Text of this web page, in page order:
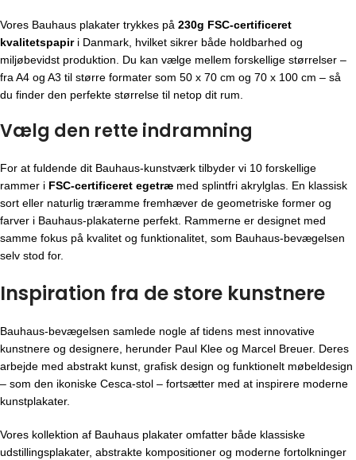
Vores Bauhaus plakater trykkes på 230g FSC-certificeret
kvalitetspapiri Danmark, hvilket sikrer både holdbarhed og
miljøbevidst produktion. Du kan vælge mellem forskellige størrelser –
fra A4 og A3 til større formater som 50 x 70 cm og 70 x 100 cm – så
du finder den perfekte størrelse til netop dit rum.
Vælg den rette indramning
For at fuldende dit Bauhaus-kunstværk tilbyder vi 10 forskellige
rammer i FSC-certificeret egetræ med splintfri akrylglas. En klassisk
sort eller naturlig træramme fremhæver de geometriske former og
farver i Bauhaus-plakaterne perfekt. Rammerne er designet med
samme fokus på kvalitet og funktionalitet, som Bauhaus-bevægelsen
selv stod for.
Inspiration fra de store kunstnere
Bauhaus-bevægelsen samlede nogle af tidens mest innovative
kunstnere og designere, herunder Paul Klee og Marcel Breuer. Deres
arbejde med abstrakt kunst, grafisk design og funktionelt møbeldesign
– som den ikoniske Cesca-stol – fortsætter med at inspirere moderne
kunstplakater.
Vores kollektion af Bauhaus plakater omfatter både klassiske
udstillingsplakater, abstrakte kompositioner og moderne fortolkninger